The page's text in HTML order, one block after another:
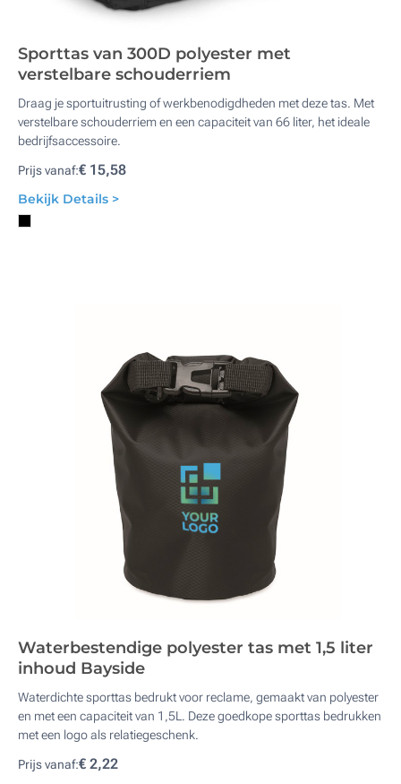
Sporttas van 300D polyester met
verstelbare schouderriem
Draag je sportuitrusting of werkbenodigdheden met deze tas. Met
verstelbare schouderriem en een capaciteit van 66 liter, het ideale
bedrijfsaccessoire.
Prijs vanaf:€ 15,58
Bekijk Details >
Waterbestendige polyester tas met 1,5 liter
inhoud Bayside
Waterdichte sporttas bedrukt voor reclame, gemaakt van polyester
en met een capaciteit van 1,5L. Deze goedkope sporttas bedrukken
met een logo als relatiegeschenk.
Prijs vanaf:€ 2,22